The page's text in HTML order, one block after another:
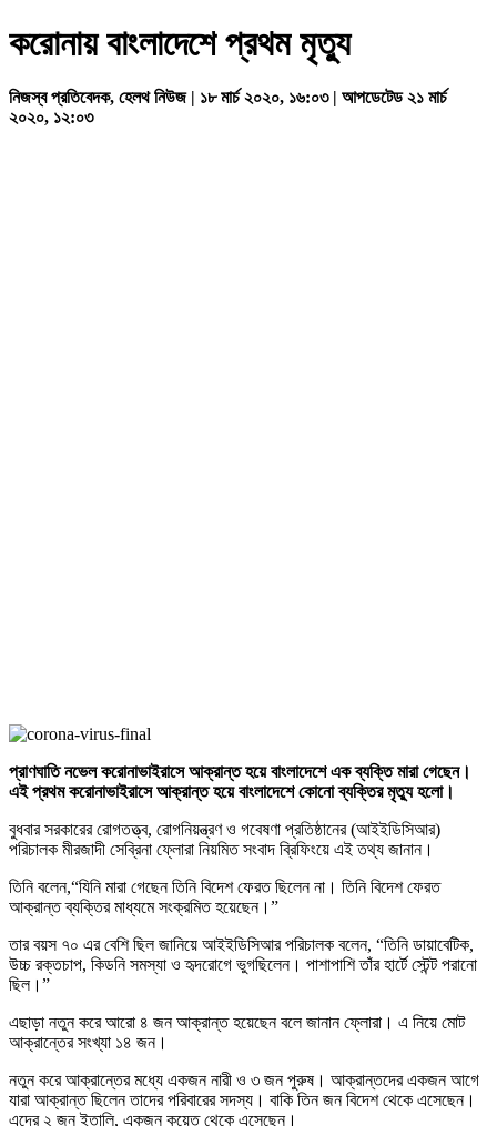
করোনায় বাংলাদেশে প্রথম মৃত্যু
নিজস্ব প্রতিবেদক, হেলথ নিউজ | ১৮ মার্চ ২০২০, ১৬:০৩ | আপডেটেড ২১ মার্চ
২০২০, ১২:০৩
প্রাণঘাতি নভেল করোনাভাইরাসে আক্রান্ত হয়ে বাংলাদেশে এক ব্যক্তি মারা গেছেন।
এই প্রথম করোনাভাইরাসে আক্রান্ত হয়ে বাংলাদেশে কোনো ব্যক্তির মৃত্যু হলো।
বুধবার সরকারের রোগতত্ত্ব, রোগনিয়ন্ত্রণ ও গবেষণা প্রতিষ্ঠানের (আইইডিসিআর)
পরিচালক মীরজাদী সেব্রিনা ফ্লোরা নিয়মিত সংবাদ ব্রিফিংয়ে এই তথ্য জানান।
তিনি বলেন,“যিনি মারা গেছেন তিনি বিদেশ ফেরত ছিলেন না। তিনি বিদেশ ফেরত
আক্রান্ত ব্যক্তির মাধ্যমে সংক্রমিত হয়েছেন।”
তার বয়স ৭০ এর বেশি ছিল জানিয়ে আইইডিসিআর পরিচালক বলেন, “তিনি ডায়াবেটিক,
উচ্চ রক্তচাপ, কিডনি সমস্যা ও হৃদরোগে ভুগছিলেন। পাশাপাশি তাঁর হার্টে স্টেন্ট পরানো
ছিল।”
এছাড়া নতুন করে আরো ৪ জন আক্রান্ত হয়েছেন বলে জানান ফ্লোরা। এ নিয়ে মোট
আক্রান্তের সংখ্যা ১৪ জন।
নতুন করে আক্রান্তের মধ্যে একজন নারী ও ৩ জন পুরুষ। আক্রান্তদের একজন আগে
যারা আক্রান্ত ছিলেন তাদের পরিবারের সদস্য। বাকি তিন জন বিদেশ থেকে এসেছেন।
এদের ২ জন ইতালি, একজন কুয়েত থেকে এসেছেন।